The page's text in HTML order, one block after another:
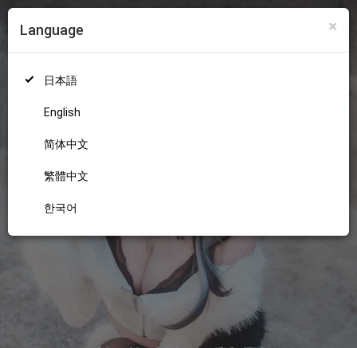
×
Language
日本語
English
简体中文
繁體中文
한국어
18+